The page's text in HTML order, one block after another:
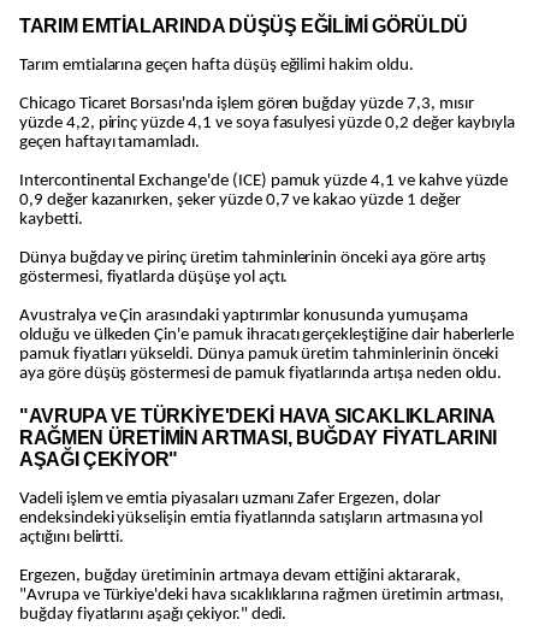
TARIM EMTİALARINDA DÜŞÜŞ EĞİLİMİ GÖRÜLDÜ
Tarım emtialarına geçen hafta düşüş eğilimi hakim oldu.
Chicago Ticaret Borsası'nda işlem gören buğday yüzde 7,3, mısır
yüzde 4,2, pirinç yüzde 4,1 ve soya fasulyesi yüzde 0,2 değer kaybıyla
geçen haftayı tamamladı.
Intercontinental Exchange'de (ICE) pamuk yüzde 4,1 ve kahve yüzde
0,9 değer kazanırken, şeker yüzde 0,7 ve kakao yüzde 1 değer
kaybetti.
Dünya buğday ve pirinç üretim tahminlerinin önceki aya göre artış
göstermesi, fiyatlarda düşüşe yol açtı.
Avustralya ve Çin arasındaki yaptırımlar konusunda yumuşama
olduğu ve ülkeden Çin'e pamuk ihracatı gerçekleştiğine dair haberlerle
pamuk fiyatları yükseldi. Dünya pamuk üretim tahminlerinin önceki
aya göre düşüş göstermesi de pamuk fiyatlarında artışa neden oldu.
"AVRUPA VE TÜRKİYE'DEKİ HAVA SICAKLIKLARINA
RAĞMEN ÜRETİMİN ARTMASI, BUĞDAY FİYATLARINI
AŞAĞI ÇEKİYOR"
Vadeli işlem ve emtia piyasaları uzmanı Zafer Ergezen, dolar
endeksindeki yükselişin emtia fiyatlarında satışların artmasına yol
açtığını belirtti.
Ergezen, buğday üretiminin artmaya devam ettiğini aktararak,
"Avrupa ve Türkiye'deki hava sıcaklıklarına rağmen üretimin artması,
buğday fiyatlarını aşağı çekiyor." dedi.